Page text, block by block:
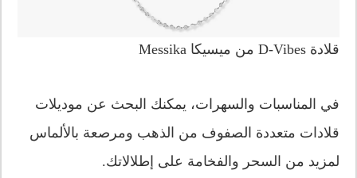
قلادة D-Vibes من ميسيكا Messika
في المناسبات والسهرات، يمكنك البحث عن موديلات
قلادات متعددة الصفوف من الذهب ومرصعة بالألماس
لمزيد من السحر والفخامة على إطلالاتك.